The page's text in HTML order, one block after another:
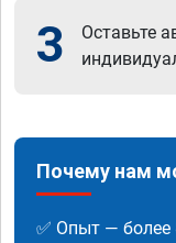
3
Оставьте
Почему нам
✅ Опыт — более